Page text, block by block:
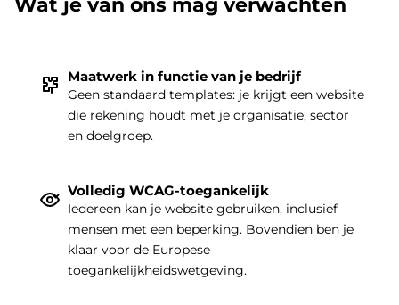
|
Wat je van ons mag verwachten
Maatwerk in functie van je bedrijf
Geen standaard templates: je krijgt een website
die rekening houdt met je organisatie, sector
en doelgroep.
Volledig WCAG-toegankelijk
Iedereen kan je website gebruiken, inclusief
mensen met een beperking. Bovendien ben je
klaar voor de Europese
toegankelijkheidswetgeving.